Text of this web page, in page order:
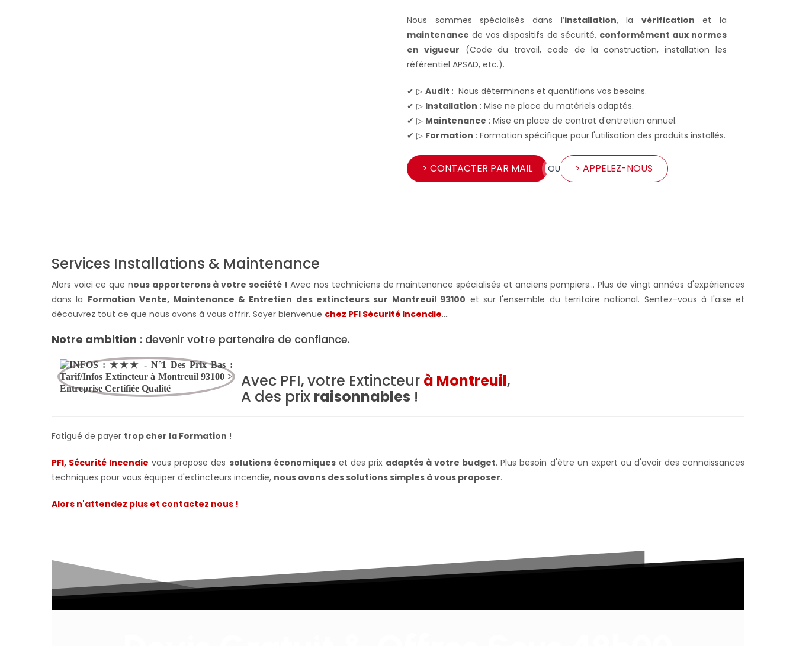
Nous sommes spécialisés dans l’installation, la vérification et la
maintenance de vos dispositifs de sécurité, conformément aux normes
en vigueur (Code du travail, code de la construction, installation les
référentiel APSAD, etc.).
✔ ▷ Audit : Nous déterminons et quantifions vos besoins.
✔ ▷ Installation : Mise ne place du matériels adaptés.
✔ ▷ Maintenance : Mise en place de contrat d'entretien annuel.
✔ ▷ Formation : Formation spécifique pour l'utilisation des produits installés.
> CONTACTER PAR MAIL OU > APPELEZ-NOUS
Services Installations & Maintenance
Alors voici ce que nous apporterons à votre société ! Avec nos techniciens de maintenance spécialisés et anciens pompiers... Plus de vingt années d'expériences
dans la Formation Vente, Maintenance & Entretien des extincteurs sur Montreuil 93100 et sur l'ensemble du territoire national. Sentez-vous à l'aise et
découvrez tout ce que nous avons à vous offrir. Soyer bienvenue chez PFI Sécurité Incendie….
Notre ambition : devenir votre partenaire de confiance.
Avec PFI, votre Extincteur à Montreuil,
A des prix raisonnables !
Fatigué de payer trop cher la Formation !
PFI, Sécurité Incendie vous propose des solutions économiqueset des prix adaptés à votre budget. Plus besoin d'être un expert ou d'avoir des connaissances
techniques pour vous équiper d'extincteurs incendie, nous avons des solutions simples à vous proposer.
Alors n'attendez plus et contactez nous !